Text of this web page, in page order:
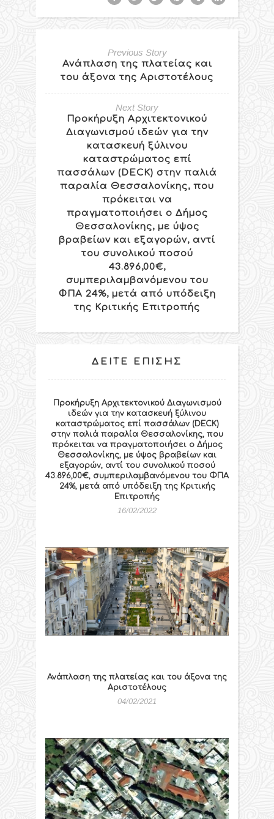
Previous Story
Ανάπλαση της πλατείας και
του άξονα της Αριστοτέλους
Next Story
Προκήρυξη Αρχιτεκτονικού
Διαγωνισμού ιδεών για την
κατασκευή ξύλινου
καταστρώματος επί
πασσάλων (DECK) στην παλιά
παραλία Θεσσαλονίκης, που
πρόκειται να
πραγματοποιήσει ο Δήμος
Θεσσαλονίκης, με ύψος
βραβείων και εξαγορών, αντί
του συνολικού ποσού
43.896,00€,
συμπεριλαμβανόμενου του
ΦΠΑ 24%, μετά από υπόδειξη
της Κριτικής Επιτροπής
ΔΕΊΤΕ ΕΠΊΣΗΣ
Προκήρυξη Αρχιτεκτονικού Διαγωνισμού
ιδεών για την κατασκευή ξύλινου
καταστρώματος επί πασσάλων (DECK)
στην παλιά παραλία Θεσσαλονίκης, που
πρόκειται να πραγματοποιήσει ο Δήμος
Θεσσαλονίκης, με ύψος βραβείων και
εξαγορών, αντί του συνολικού ποσού
43.896,00€, συμπεριλαμβανόμενου του ΦΠΑ
24%, μετά από υπόδειξη της Κριτικής
Επιτροπής
16/02/2022
Ανάπλαση της πλατείας και του άξονα της
Αριστοτέλους
04/02/2021